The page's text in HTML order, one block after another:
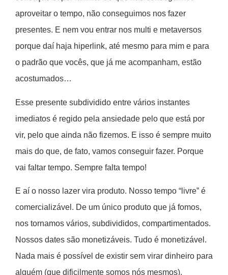
aproveitar o tempo, não conseguimos nos fazer
presentes. E nem vou entrar nos multi e metaversos
porque daí haja hiperlink, até mesmo para mim e para
o padrão que vocês, que já me acompanham, estão
acostumados…
Esse presente subdividido entre vários instantes
imediatos é regido pela ansiedade pelo que está por
vir, pelo que ainda não fizemos. E isso é sempre muito
mais do que, de fato, vamos conseguir fazer. Porque
vai faltar tempo. Sempre falta tempo!
E aí o nosso lazer vira produto. Nosso tempo “livre” é
comercializável. De um único produto que já fomos,
nos tornamos vários, subdivididos, compartimentados.
Nossos dates são monetizáveis. Tudo é monetizável.
Nada mais é possível de existir sem virar dinheiro para
alguém (que dificilmente somos nós mesmos).